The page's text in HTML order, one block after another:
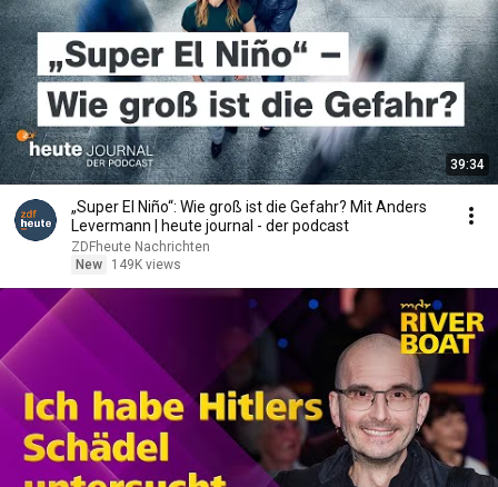
39:34
„Super El Niño“: Wie groß ist die Gefahr? Mit Anders
Levermann | heute journal - der podcast
ZDFheute Nachrichten
New
149K views